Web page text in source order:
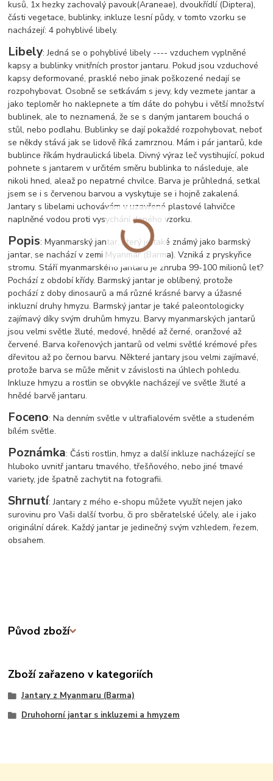
kusů, 1x hezky zachovalý pavouk(Araneae), dvoukřídlí (Diptera),
části vegetace, bublinky, inkluze lesní půdy, v tomto vzorku se
nacházejí: 4 pohyblivé libely.
Libely: Jedná se o pohyblivé libely ---- vzduchem vyplněné
kapsy a bublinky vnitřních prostor jantaru. Pokud jsou vzduchové
kapsy deformované, prasklé nebo jinak poškozené nedají se
rozpohybovat. Osobně se setkávám s jevy, kdy vezmete jantar a
jako teploměr ho naklepnete a tím dáte do pohybu i větší množství
bublinek, ale to neznamená, že se s daným jantarem bouchá o
stůl, nebo podlahu. Bublinky se dají pokaždé rozpohybovat, neboť
se někdy stává jak se lidově říká zamrznou. Mám i pár jantarů, kde
bublince říkám hydraulická libela. Divný výraz leč vystihující, pokud
pohnete s jantarem v určitém směru bublinka to následuje, ale
nikoli hned, aleaž po nepatrné chvilce. Barva je průhledná, setkal
jsem se i s červenou barvou a vyskytuje se i hojně zakalená.
Jantary s libelami uchovávám v uzavřené plastové lahvičce
naplněné vodou proti vysychání daného vzorku.
Popis: Myanmarský jantar, který je také známý jako barmský
jantar, se nachází v zemi Myanmar (Barma). Vzniká z pryskyřice
stromu. Stáří myanmarského jantaru je zhruba 99-100 milionů let?
Pochází z období křídy. Barmský jantar je oblíbený, protože
pochází z doby dinosaurů a má různé krásné barvy a úžasné
inkluzní druhy hmyzu. Barmský jantar je také paleontologicky
zajímavý díky svým druhům hmyzu. Barvy myanmarských jantarů
jsou velmi světle žluté, medové, hnědé až černé, oranžové až
červené. Barva kořenových jantarů od velmi světlé krémové přes
dřevitou až po černou barvu. Některé jantary jsou velmi zajímavé,
protože barva se může měnit v závislosti na úhlech pohledu.
Inkluze hmyzu a rostlin se obvykle nacházejí ve světle žluté a
hnědé barvě jantaru.
Foceno: Na denním světle v ultrafialovém světle a studeném
bílém světle.
Poznámka: Části rostlin, hmyz a další inkluze nacházející se
hluboko uvnitř jantaru tmavého, třešňového, nebo jiné tmavé
variety, jde špatně zachytit na fotografii.
Shrnutí: Jantary z mého e-shopu můžete využít nejen jako
surovinu pro Vaši další tvorbu, či pro sběratelské účely, ale i jako
originální dárek. Každý jantar je jedinečný svým vzhledem, řezem,
obsahem.
Původ zboží
Zboží zařazeno v kategoriích
Jantary z Myanmaru (Barma)
Druhohorní jantar s inkluzemi a hmyzem